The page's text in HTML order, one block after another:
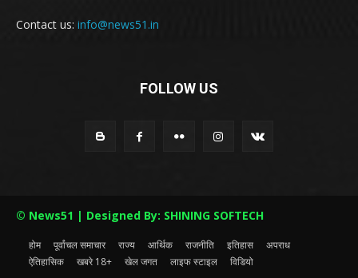
Contact us: info@news51.in
FOLLOW US
© News51 | Designed By: SHINING SOFTECH
होम पूर्वांचल समाचार राज्य आर्थिक राजनीति इतिहास
अपराध
ऐतिहासिक
खबरे 18+ खेल जगत लाइफ स्टाइल विडियो